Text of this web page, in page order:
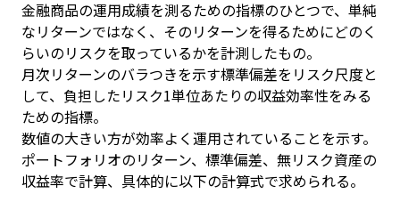
金融商品の運用成績を測るための指標のひとつで、単純
なリターンではなく、そのリターンを得るためにどのく
らいのリスクを取っているかを計測したもの。
月次リターンのバラつきを示す標準偏差をリスク尺度と
して、負担したリスク1単位あたりの収益効率性をみる
ための指標。
数値の大きい方が効率よく運用されていることを示す。
ポートフォリオのリターン、標準偏差、無リスク資産の
収益率で計算、具体的に以下の計算式で求められる。